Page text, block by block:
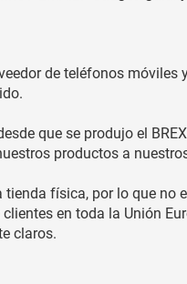
de teléfonos móviles
que se produjo el
productos a
tienda física, por lo que no
en toda la Unión
claros.